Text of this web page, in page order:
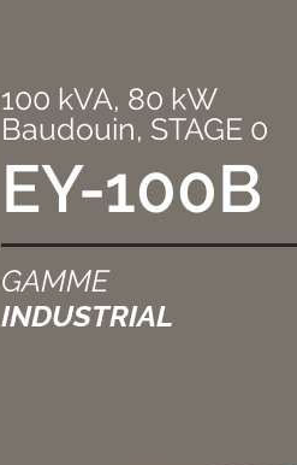
100 kVA, 80 kW
Baudouin, STAGE 0
EY-100B
GAMME
INDUSTRIAL